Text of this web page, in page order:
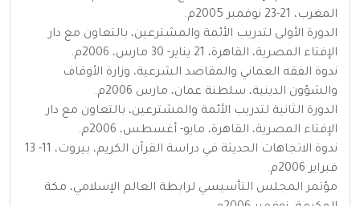
المغرب، 21-23 نوفمبر 2005م.
الدورة الأولى لتدريب الأئمة والمشترعين، بالتعاون مع دار
الإفتاء المصرية، القاهرة، 21 يناير- 30 مارس، 2006م.
ندوة الفقه العماني والمقاصد الشرعية، وزارة الأوقاف
والشؤون الدينية، سلطنة عمان، مارس 2006م.
الدورة الثانية لتدريب الأئمة والمشترعين، بالتعاون مع دار
الإفتاء المصرية، القاهرة، مايو- أغسطس، 2006م.
ندوة الاتجاهات الحديثة في دراسة القرآن الكريم، بيروت، 11- 13
فبراير 2006م.
مؤتمر المجلس التأسيسي لرابطة العالم الإسلامي، مكة